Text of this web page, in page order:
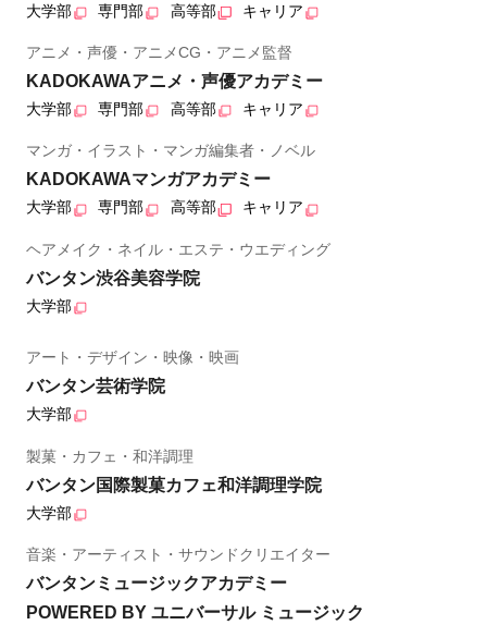
大学部 専門部 高等部 キャリア
アニメ・声優・アニメCG・アニメ監督
KADOKAWAアニメ・声優アカデミー
大学部 専門部 高等部 キャリア
マンガ・イラスト・マンガ編集者・ノベル
KADOKAWAマンガアカデミー
大学部 専門部 高等部 キャリア
ヘアメイク・ネイル・エステ・ウエディング
バンタン渋谷美容学院
大学部
アート・デザイン・映像・映画
バンタン芸術学院
大学部
製菓・カフェ・和洋調理
バンタン国際製菓カフェ和洋調理学院
大学部
音楽・アーティスト・サウンドクリエイター
バンタンミュージックアカデミー
POWERED BY ユニバーサル ミュージック